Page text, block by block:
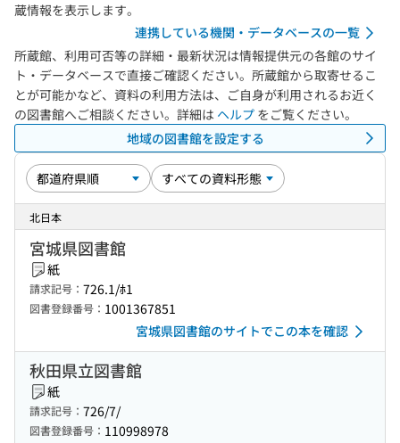
蔵情報を表示します。
連携している機関・データベースの一覧
所蔵館、利用可否等の詳細・最新状況は情報提供元の各館のサイ
ト・データベースで直接ご確認ください。所蔵館から取寄せるこ
とが可能かなど、資料の利用方法は、ご自身が利用されるお近く
の図書館へご相談ください。詳細は ヘルプ をご覧ください。
地域の図書館を設定する
北日本
宮城県図書館
紙
請求記号： 726.1/ﾎ1
図書登録番号： 1001367851
宮城県図書館のサイトでこの本を確認
秋田県立図書館
紙
請求記号： 726/7/
図書登録番号： 110998978